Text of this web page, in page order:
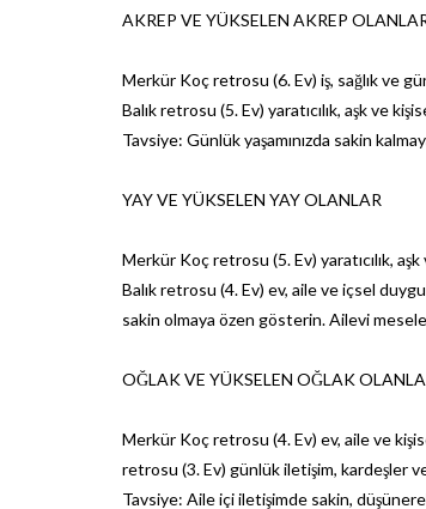
AKREP VE YÜKSELEN AKREP
Merkür Koç retrosu (6. Ev) iş, sağlık ve
Balık retrosu (5. Ev) yaratıcılık, aşk ve
Tavsiye: Günlük yaşamınızda sakin
YAY VE YÜKSELEN YAY OLANLAR
Merkür Koç retrosu (5. Ev) yaratıcılık,
Balık retrosu (4. Ev) ev, aile ve içsel
sakin olmaya özen gösterin. Ailevi
OĞLAK VE YÜKSELEN OĞLAK
Merkür Koç retrosu (4. Ev) ev, aile ve
retrosu (3. Ev) günlük iletişim, kardeşler
Tavsiye: Aile içi iletişimde sakin,